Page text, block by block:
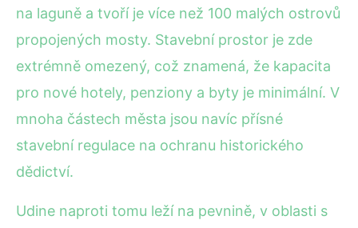
na laguně a tvoří je více než 100 malých ostrovů
propojených mosty. Stavební prostor je zde
extrémně omezený, což znamená, že kapacita
pro nové hotely, penziony a byty je minimální. V
mnoha částech města jsou navíc přísné
stavební regulace na ochranu historického
dědictví.
Udine naproti tomu leží na pevnině, v oblasti s